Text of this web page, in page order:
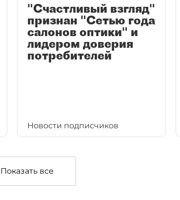
"Счастливый взгляд"
признан "Сетью года
салонов оптики" и
лидером доверия
потребителей
Новости подписчиков
Показать все